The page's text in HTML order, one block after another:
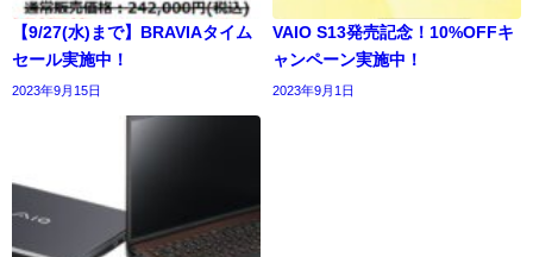
【9/27(水)まで】BRAVIAタイム
セール実施中！
2023年9月15日
VAIO S13発売記念！10%OFFキ
ャンペーン実施中！
2023年9月1日